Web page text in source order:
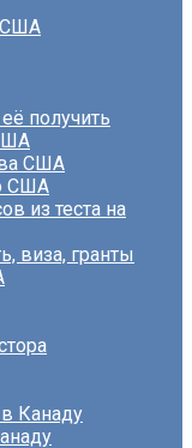
США
получить
США
США
из теста на
виза, гранты
Канаду